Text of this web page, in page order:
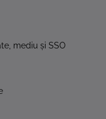
mediu şi SSO